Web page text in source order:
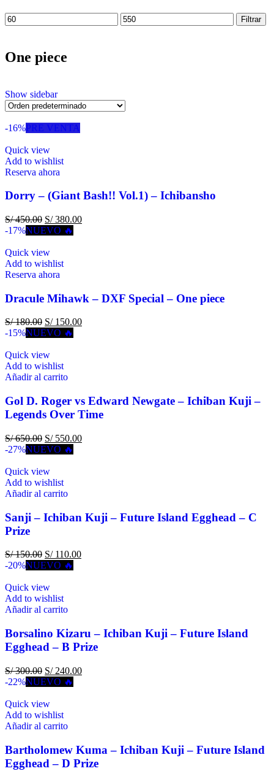
Filtrar
One piece
Show sidebar
-16%PRE VENTA
Quick view
Add to wishlist
Reserva ahora
Dorry – (Giant Bash!! Vol.1) – Ichibansho
S/450.00 S/380.00
-17%NUEVO 🔥
Quick view
Add to wishlist
Reserva ahora
Dracule Mihawk – DXF Special – One piece
S/180.00 S/150.00
-15%NUEVO 🔥
Quick view
Add to wishlist
Añadir al carrito
Gol D. Roger vs Edward Newgate – Ichiban Kuji –
Legends Over Time
S/650.00 S/550.00
-27%NUEVO 🔥
Quick view
Add to wishlist
Añadir al carrito
Sanji – Ichiban Kuji – Future Island Egghead – C
Prize
S/150.00 S/110.00
-20%NUEVO 🔥
Quick view
Add to wishlist
Añadir al carrito
Borsalino Kizaru – Ichiban Kuji – Future Island
Egghead – B Prize
S/300.00 S/240.00
-22%NUEVO 🔥
Quick view
Add to wishlist
Añadir al carrito
Bartholomew Kuma – Ichiban Kuji – Future Island
Egghead – D Prize